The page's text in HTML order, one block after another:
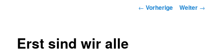
Beitrags-
← Vorherige Weiter →
Erst sind wir alle